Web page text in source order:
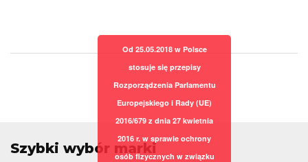
Szybki wybór marki
Od 25.05.2018 w Polsce
stosuje się przepisy
Rozporządzenia Parlamentu
Europejskiego i Rady (UE)
2016/679 z dnia 27 kwietnia
2016 r. w sprawie ochrony
osób fizycznych w związku